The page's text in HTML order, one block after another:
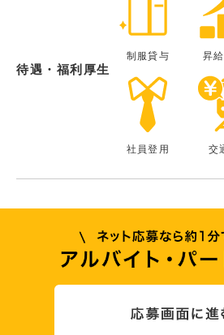
待遇・福利厚生
制服貸与 昇
社員登用 交